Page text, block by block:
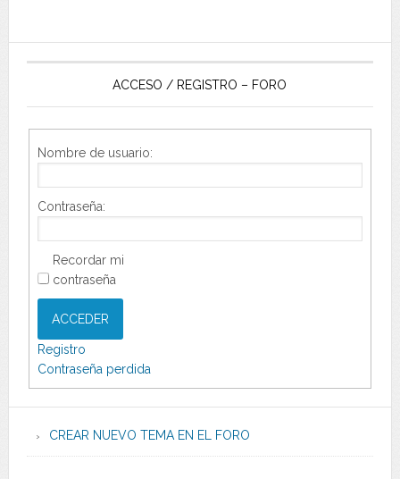
ACCESO / REGISTRO – FORO
Nombre de usuario:
Contraseña:
Recordar mi
contraseña
ACCEDER
Registro
Contraseña perdida
CREAR NUEVO TEMA EN EL FORO